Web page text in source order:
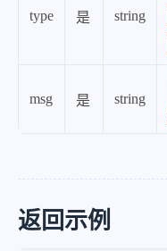
type 是 string
msg 是 string
返回示例